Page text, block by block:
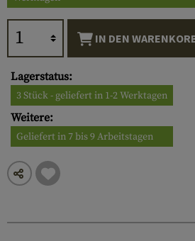
IN DEN
Lagerstatus:
3 Stück - geliefert in 1-2 Werktagen
Weitere:
Geliefert in 7 bis 9 Arbeitstagen